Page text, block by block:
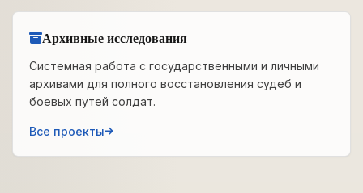
Архивные исследования
Системная работа с государственными и личными
архивами для полного восстановления судеб и
боевых путей солдат.
Все проекты